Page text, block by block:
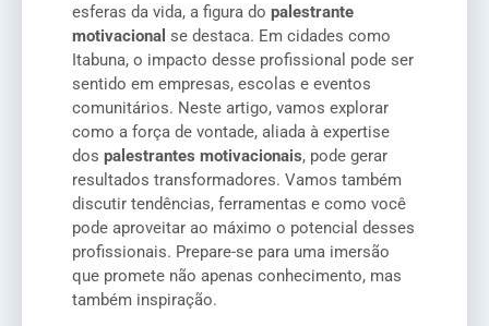
esferas da vida, a figura do palestrante
motivacional se destaca. Em cidades como
Itabuna, o impacto desse profissional pode ser
sentido em empresas, escolas e eventos
comunitários. Neste artigo, vamos explorar
como a força de vontade, aliada à expertise
dos palestrantes motivacionais, pode gerar
resultados transformadores. Vamos também
discutir tendências, ferramentas e como você
pode aproveitar ao máximo o potencial desses
profissionais. Prepare-se para uma imersão
que promete não apenas conhecimento, mas
também inspiração.